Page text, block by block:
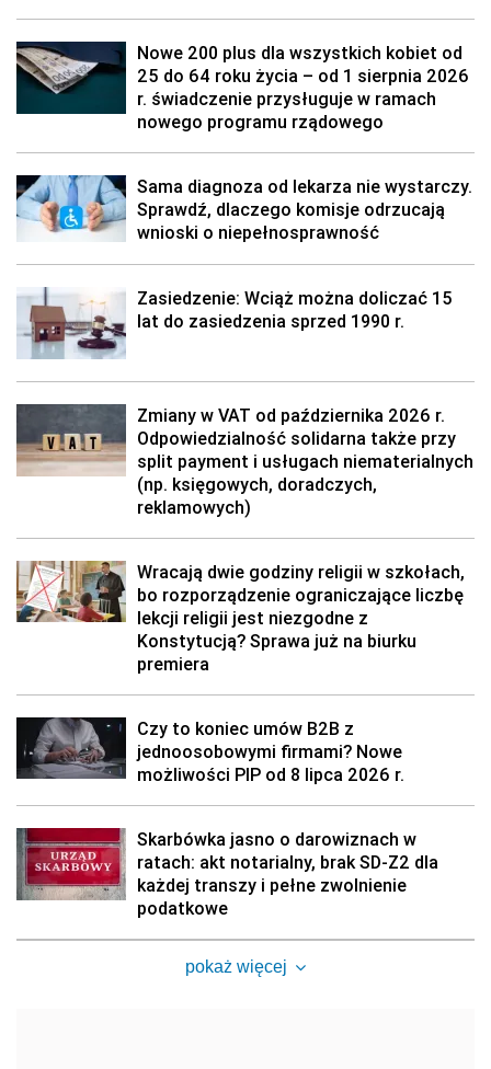
Nowe 200 plus dla wszystkich kobiet od
25 do 64 roku życia – od 1 sierpnia 2026
r. świadczenie przysługuje w ramach
nowego programu rządowego
Sama diagnoza od lekarza nie wystarczy.
Sprawdź, dlaczego komisje odrzucają
wnioski o niepełnosprawność
Zasiedzenie: Wciąż można doliczać 15
lat do zasiedzenia sprzed 1990 r.
Zmiany w VAT od października 2026 r.
Odpowiedzialność solidarna także przy
split payment i usługach niematerialnych
(np. księgowych, doradczych,
reklamowych)
Wracają dwie godziny religii w szkołach,
bo rozporządzenie ograniczające liczbę
lekcji religii jest niezgodne z
Konstytucją? Sprawa już na biurku
premiera
Czy to koniec umów B2B z
jednoosobowymi firmami? Nowe
możliwości PIP od 8 lipca 2026 r.
Skarbówka jasno o darowiznach w
ratach: akt notarialny, brak SD-Z2 dla
każdej transzy i pełne zwolnienie
podatkowe
pokaż więcej